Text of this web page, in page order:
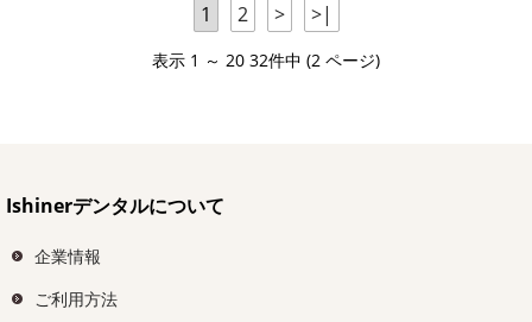
1 2 > >|
表示 1 ～ 20 32件中 (2 ページ)
Ishinerデンタルについて
企業情報
ご利用方法